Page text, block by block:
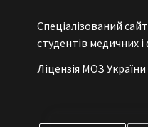
Спеціалізований
студентів медичних
Ліцензія МОЗ